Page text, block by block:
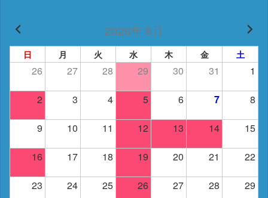
2026年 8月
日 月 火 水 木 金 土
26 27 28 29 30 31 1
2 3 4 5 6 7 8
9 10 11 12 13 14 15
16 17 18 19 20 21 22
23 24 25 26 27 28 29